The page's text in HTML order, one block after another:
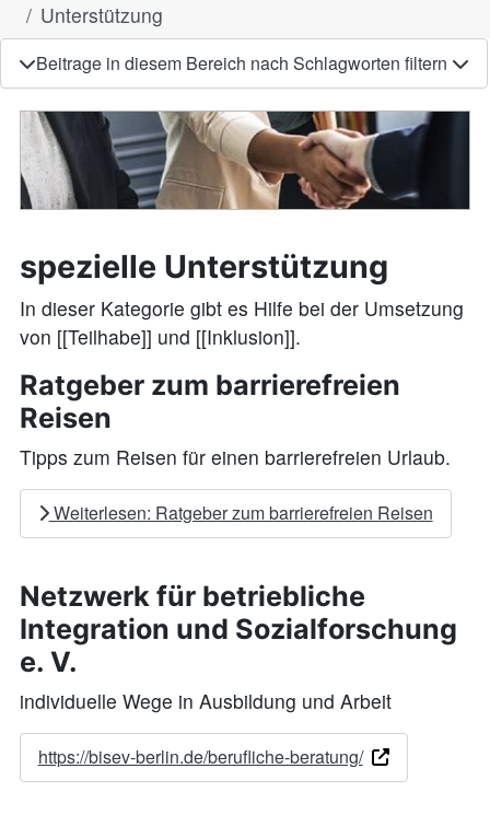
Unterstützung
Beitrage in diesem Bereich nach Schlagworten filtern
spezielle Unterstützung
In dieser Kategorie gibt es Hilfe bei der Umsetzung
von [[Teilhabe]] und [[Inklusion]].
Ratgeber zum barrierefreien
Reisen
Tipps zum Reisen für einen barrierefreien Urlaub.
Weiterlesen: Ratgeber zum barrierefreien Reisen
Netzwerk für betriebliche
Integration und Sozialforschung
e. V.
individuelle Wege in Ausbildung und Arbeit
https://bisev-berlin.de/berufliche-beratung/